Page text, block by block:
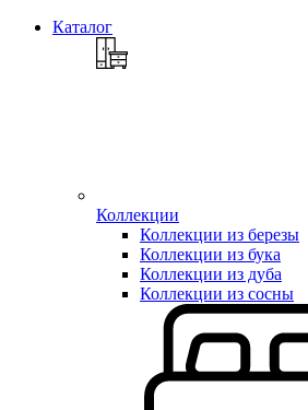
Каталог
Коллекции
Коллекции из березы
Коллекции из бука
Коллекции из дуба
Коллекции из сосны